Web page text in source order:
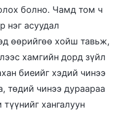
болно. Чамд том ч
нэг асуудал
өөрийгөө хойш тавьж,
хамгийн дорд зүйл
биеийг хэдий чинээ
төдий чинээ дураараа
хангалуун